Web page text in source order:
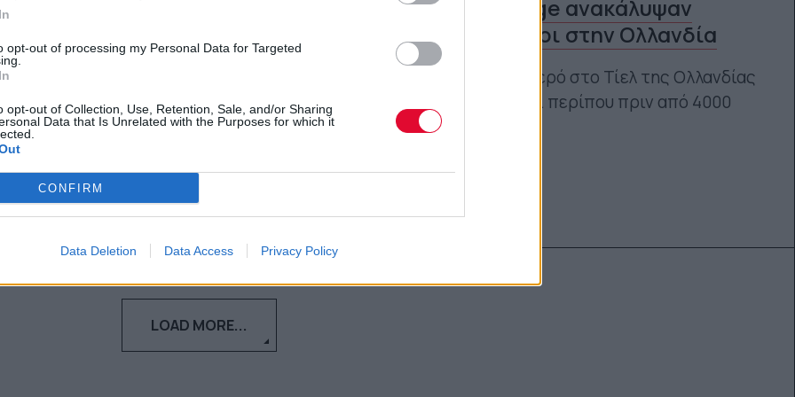
opt-out of processing my Personal Data for Targeted
opt-out of Collection, Use, Retention, Sale, and/or Sharing
Data that Is Unrelated with the Purposes for which it
CONFIRM
Data Deletion Data Access Privacy Policy
«παπάκια» και οι ήχοι που
Ναταλία Πετρίτη
26.06.2023
Stonehenge ανακάλυψαν
αρχαιολόγοι στην Ολλανδία
Το υπαίθριο ιερό στο Τίελ της Ολλανδίας
χρονολογείται περίπου πριν από 4000
χρόνια!
Ναταλία Πετρίτη
LOAD MORE...